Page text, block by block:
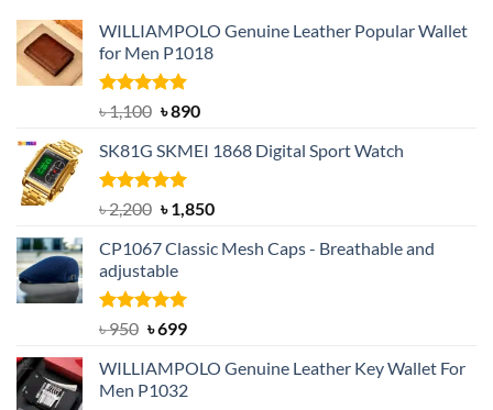
WILLIAMPOLO Genuine Leather Popular Wallet
for Men P1018
Rated5.00
out of 5
৳1,100 Original
was:
৳ 1,100.
৳890Current
is:
SK81G SKMEI 1868 Digital Sport Watch
Rated5.00
out of 5
৳2,200 Original
was:
৳ 2,200.
৳1,850Current
is:
CP1067 Classic Mesh Caps - Breathable and
adjustable
Rated5.00
৳950 Original
was:
৳ 950.
৳699Current
is:
৳ 699.
WILLIAMPOLO Genuine Leather Key Wallet For
Men P1032